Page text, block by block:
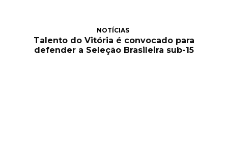
NOTÍCIAS
Talento do Vitória é convocado para
defender a Seleção Brasileira sub-15